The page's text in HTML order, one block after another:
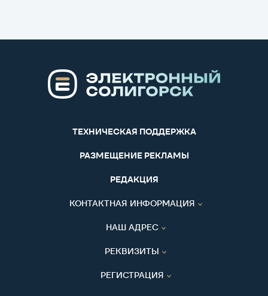
ТЕХНИЧЕСКАЯ ПОДДЕРЖКА
РАЗМЕЩЕНИЕ РЕКЛАМЫ
РЕДАКЦИЯ
КОНТАКТНАЯ ИНФОРМАЦИЯ
НАШ АДРЕС
РЕКВИЗИТЫ
РЕГИСТРАЦИЯ